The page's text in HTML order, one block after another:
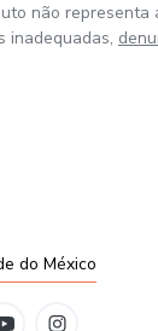
não representa
inadequadas,
do México